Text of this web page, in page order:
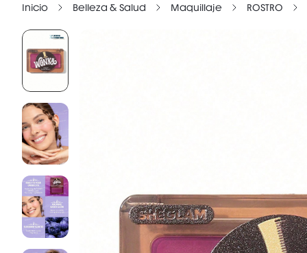
Inicio Belleza & Salud Maquillaje ROSTRO